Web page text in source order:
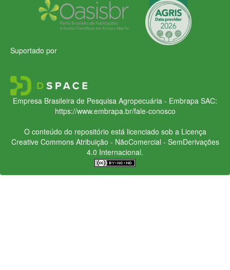
Suportado por
Empresa Brasileira de Pesquisa Agropecuária - Embrapa SAC:
https://www.embrapa.br/fale-conosco
O conteúdo do repositório está licenciado sob a Licença
Creative CommonsAtribuição - NãoComercial - SemDerivações
4.0 Internacional.